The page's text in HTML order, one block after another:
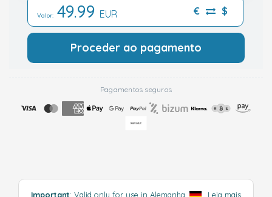
Valor: 49.99 EUR € $
Proceder ao pagamento
Pagamentos seguros
Important: Valid only for use in Alemanha
Leia mais